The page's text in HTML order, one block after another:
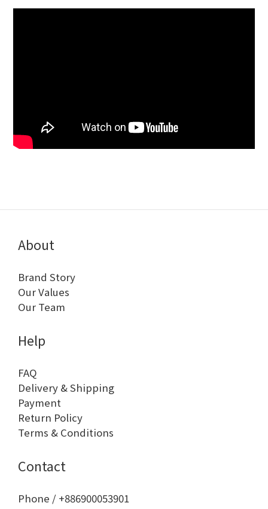
About
Brand Story
Our Values
Our Team
Help
FAQ
Delivery & Shipping
Payment
Return Policy
Terms & Conditions
Contact
Phone / +886900053901